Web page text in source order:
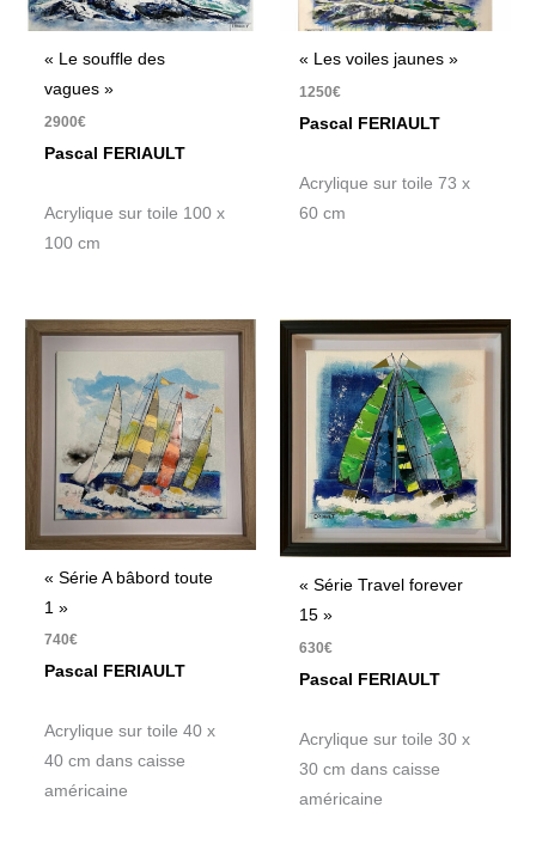
« Le souffle des
vagues »
2900€
Pascal FERIAULT
Acrylique sur toile 100 x
100 cm
« Les voiles jaunes »
1250€
Pascal FERIAULT
Acrylique sur toile 73 x
60 cm
« Série A bâbord toute
1 »
740€
Pascal FERIAULT
Acrylique sur toile 40 x
40 cm dans caisse
américaine
« Série Travel forever
15 »
630€
Pascal FERIAULT
Acrylique sur toile 30 x
30 cm dans caisse
américaine